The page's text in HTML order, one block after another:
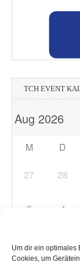
Um dir ein optimales
Cookies, um
TCH EVENT
M D
27 28
3 4
10 11